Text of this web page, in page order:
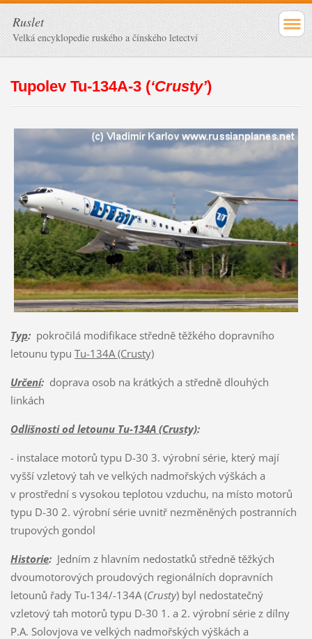
Ruslet
Velká encyklopedie ruského a čínského letectví
Tupolev Tu-134A-3 (‘Crusty’)
Typ:pokročilá modifikace středně těžkého dopravního
letounu typu Tu-134A (Crusty)
Určení:doprava osob na krátkých a středně dlouhých
linkách
Odlišnosti od letounu Tu-134A (Crusty):
- instalace motorů typu D-30 3. výrobní série, který mají
vyšší vzletový tah ve velkých nadmořských výškách a
v prostřední s vysokou teplotou vzduchu, na místo motorů
typu D-30 2. výrobní série uvnitř nezměněných postranních
trupových gondol
Historie:Jedním z hlavním nedostatků středně těžkých
dvoumotorových proudových regionálních dopravních
letounů řady Tu-134/-134A (Crusty) byl nedostatečný
vzletový tah motorů typu D-30 1. a 2. výrobní série z dílny
P.A. Solovjova ve velkých nadmořských výškách a